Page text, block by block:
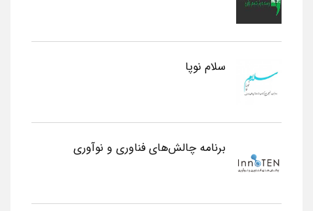
سلام نوپا
برنامه چالش‌های فناوری و نوآوری